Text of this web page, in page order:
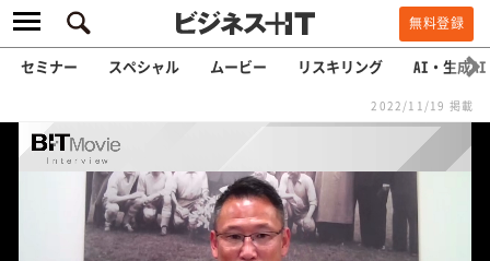
無料登録
セミナー スペシャル ムービー リスキリング AI・生成AI
2022/11/19 掲載